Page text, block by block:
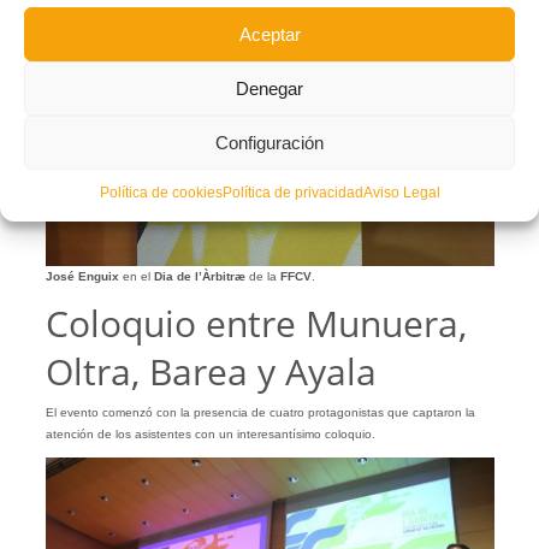
Aceptar
Denegar
Configuración
Política de cookiesPolítica de privacidadAviso Legal
José Enguix en el Dia de l’Àrbitræde la FFCV.
Coloquio entre Munuera,
Oltra, Barea y Ayala
El evento comenzó con la presencia de cuatro protagonistas que captaron la
atención de los asistentes con un interesantísimo coloquio.